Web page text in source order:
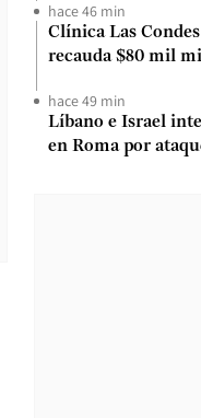
hace 46 min
Clínica Las
recauda $80 mil
hace 49 min
Líbano e Israel
en Roma por